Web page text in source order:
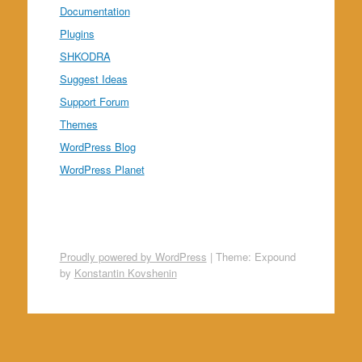
Documentation
Plugins
SHKODRA
Suggest Ideas
Support Forum
Themes
WordPress Blog
WordPress Planet
Proudly powered by WordPress | Theme: Expound
by Konstantin Kovshenin